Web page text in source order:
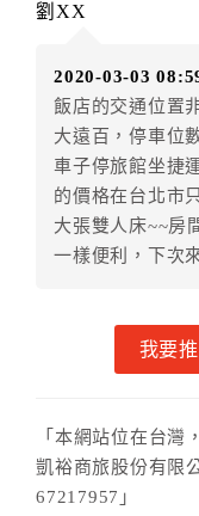
布或飯店所在地縣
更住房日期或退費
保留住宿權益或四
費用，餘款退予訂
七、紅利點數/
成功付款後如因
劉XX
2020-03-03
飯店的交通位置
大遠百，停車位
車子停旅館坐捷
的價格在台北市
大張雙人床~~房
一樣便利，下次
我要
「本網站位在台灣
凱裕商旅股份有限
67217957」